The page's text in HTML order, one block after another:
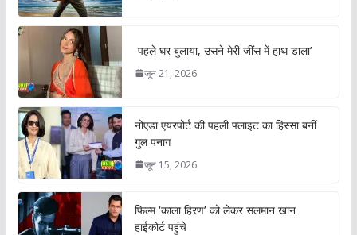
पहले घर बुलाया, उसने मेरी जींस में हाथ डाला’
जून 21, 2026
नोएडा एयरपोर्ट की पहली फ्लाइट का हिस्सा बनीं
गुल पनाग
जून 15, 2026
फिल्म ‘काला हिरण’ को लेकर सलमान खान
हाईकोर्ट पहुंचे